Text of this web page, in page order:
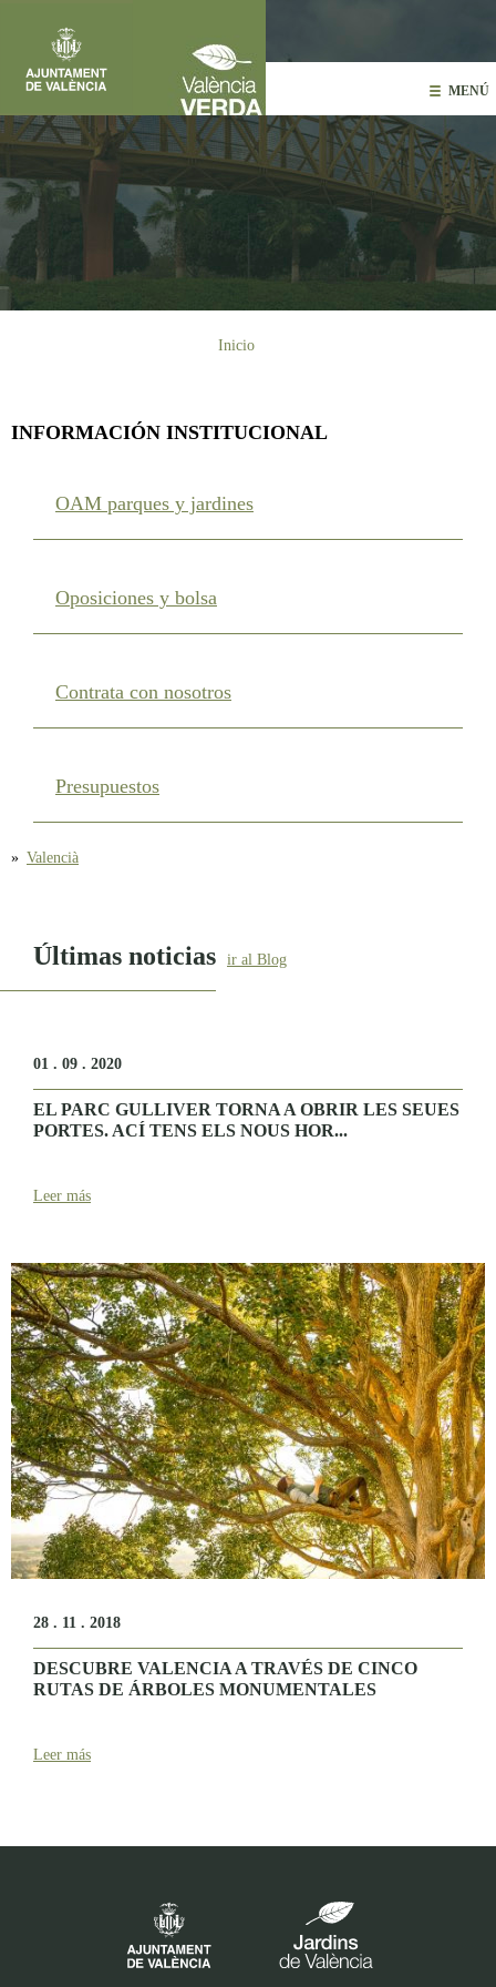
MENÚ
Inicio
INFORMACIÓN INSTITUCIONAL
OAM parques y jardines
Oposiciones y bolsa
Contrata con nosotros
Presupuestos
» Valencià
Últimas noticias ir al Blog
01 . 09 . 2020
EL PARC GULLIVER TORNA A OBRIR LES SEUES
PORTES. ACÍ TENS ELS NOUS HOR...
Leer más
28 . 11 . 2018
DESCUBRE VALENCIA A TRAVÉS DE CINCO
RUTAS DE ÁRBOLES MONUMENTALES
Leer más